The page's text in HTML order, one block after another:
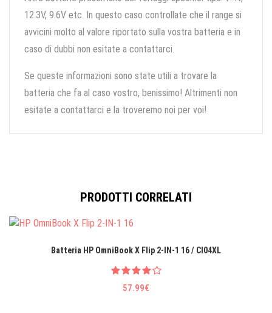
12.3V, 9.6V etc. In questo caso controllate che il range si
avvicini molto al valore riportato sulla vostra batteria e in
caso di dubbi non esitate a contattarci.
Se queste informazioni sono state utili a trovare la
batteria che fa al caso vostro, benissimo! Altrimenti non
esitate a contattarci e la troveremo noi per voi!
PRODOTTI CORRELATI
Batteria HP OmniBook X Flip 2-IN-1 16 / CI04XL
57.99€